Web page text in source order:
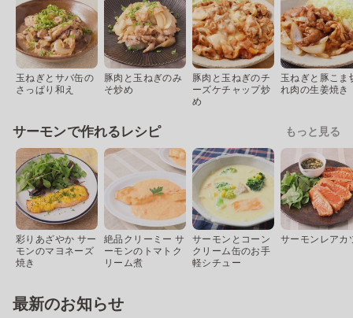
玉ねぎとサバ缶の
さっぱり和え
豚肉と玉ねぎのみ
そ炒め
豚肉と玉ねぎのチ
ーズケチャップ炒
め
玉ねぎと豚こま
れ肉の生姜焼き
サーモンで作れるレシピ もっと見る
彩りあざやか サー
モンのマヨネーズ
焼き
絶品クリーミー サ
ーモンのトマトク
リーム煮
サーモンとコーン
クリーム缶のお手
軽シチュー
サーモンレアカ
最新のお知らせ